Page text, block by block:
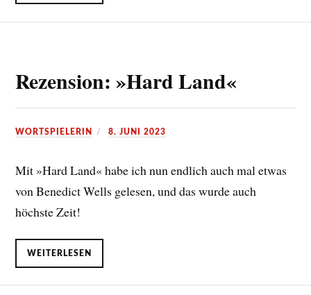
Rezension: »Hard Land«
WORTSPIELERIN 8. JUNI 2023
Mit »Hard Land« habe ich nun endlich auch mal etwas
von Benedict Wells gelesen, und das wurde auch
höchste Zeit!
WEITERLESEN